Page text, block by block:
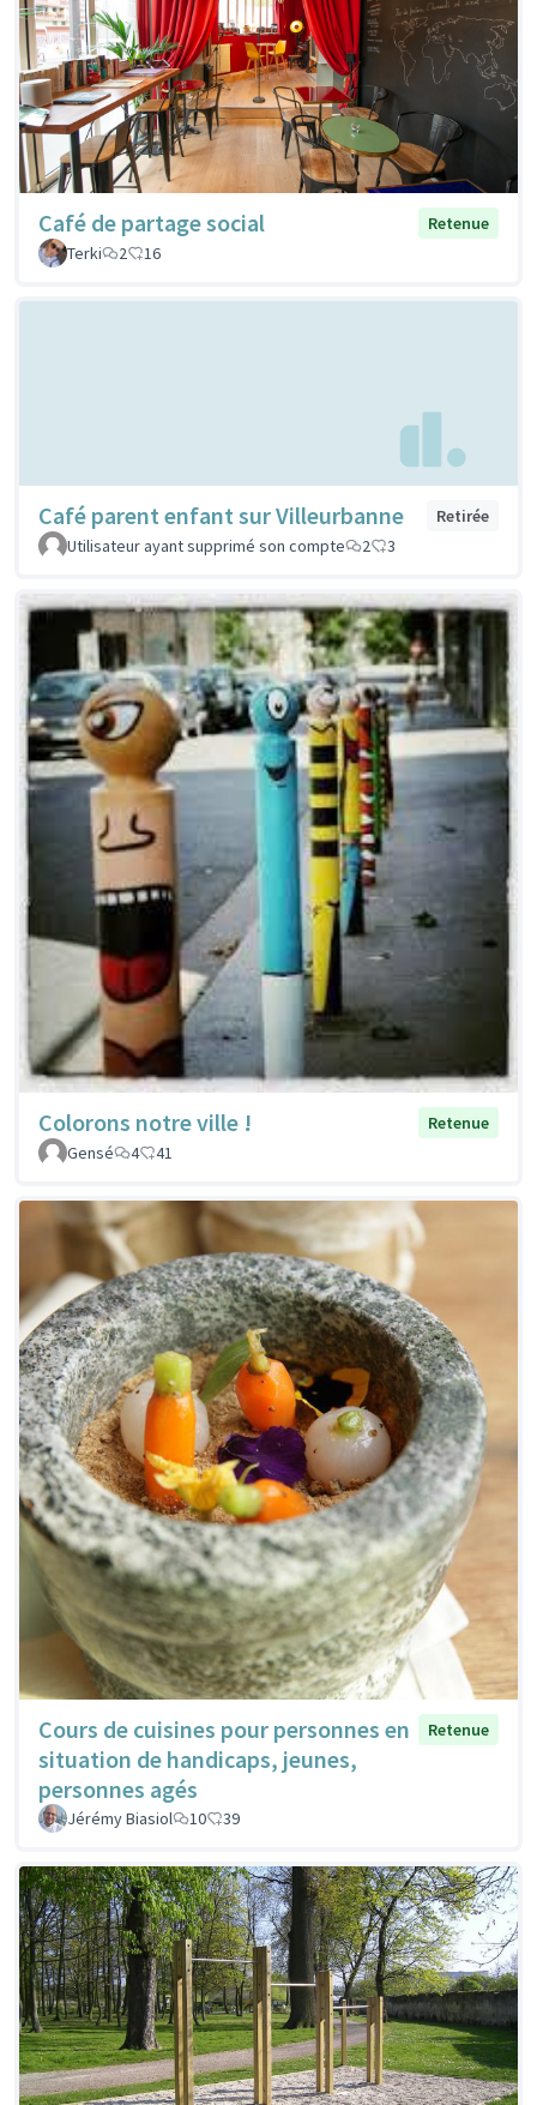
Café de partage social
Retenue
Terki
2 16
Café parent enfant sur Villeurbanne
Retirée
Utilisateur ayant supprimé son compte
2 3
Colorons notre ville !
Retenue
Gensé
4 41
Cours de cuisines pour personnes en
situation de handicaps, jeunes,
personnes agés
Retenue
Jérémy Biasiol 10 39